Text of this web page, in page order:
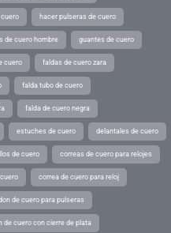
cuero hacer pulseras de cuero
de cuero hombre guantes de cuero
cuero faldas de cuero zara
falda tubo de cuero
falda de cuero negra
estuches de cuero delantales de cuero
de cuero correas de cuero para relojes
correa de cuero para reloj
de cuero para pulseras
de cuero con cierre de plata